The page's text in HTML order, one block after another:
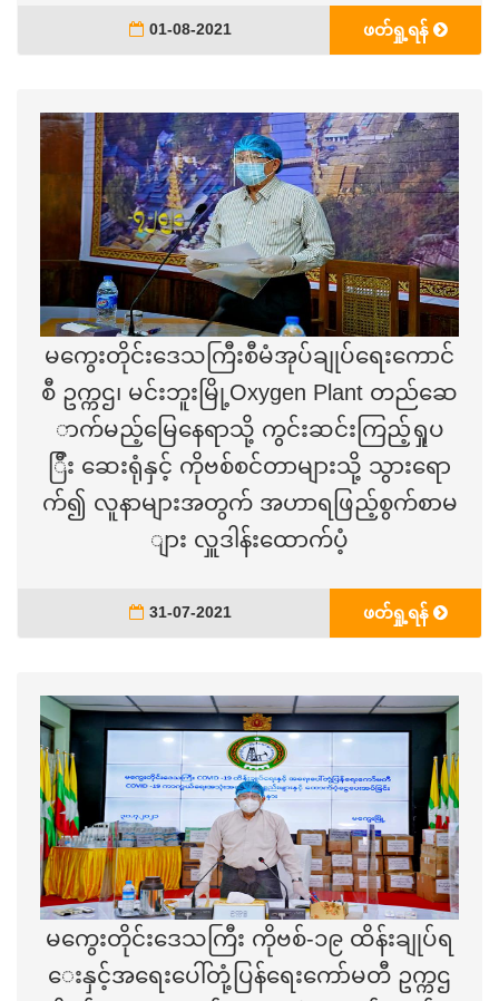
01-08-2021 ဖတ်ရှု့ရန်
မကွေးတိုင်းဒေသကြီးစီမံအုပ်ချုပ်ရေးကောင်
စီ ဥက္ကဌ၊ မင်းဘူးမြို့Oxygen Plant တည်ဆေ
ာက်မည့်မြေနေရာသို့ ကွင်းဆင်းကြည့်ရှုပ
ြီး ဆေးရုံနှင့် ကိုဗစ်စင်တာများသို့ သွားရော
က်၍ လူနာများအတွက် အဟာရဖြည့်စွက်စာမ
ျား လှူဒါန်းထောက်ပံ့
31-07-2021 ဖတ်ရှု့ရန်
မကွေးတိုင်းဒေသကြီး ကိုဗစ်-၁၉ ထိန်းချုပ်ရ
ေးနှင့်အရေးပေါ်တုံ့ပြန်ရေးကော်မတီ ဥက္ကဌ